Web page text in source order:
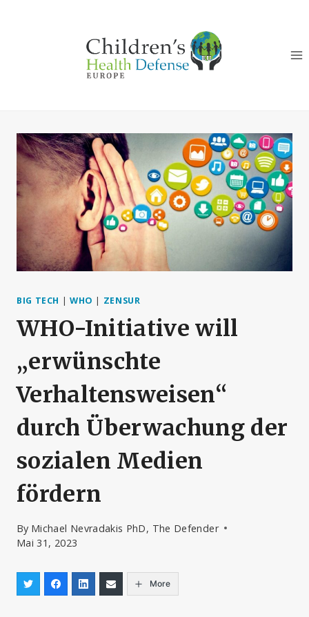
BIG TECH | WHO | ZENSUR
WHO-Initiative will
„erwünschte
Verhaltensweisen“
durch Überwachung der
sozialen Medien
fördern
By Michael Nevradakis PhD, The Defender
Mai 31, 2023
More